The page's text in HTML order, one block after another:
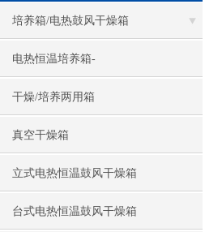
培养箱/电热鼓风干燥箱
电热恒温培养箱-
干燥/培养两用箱
真空干燥箱
立式电热恒温鼓风干燥箱
台式电热恒温鼓风干燥箱